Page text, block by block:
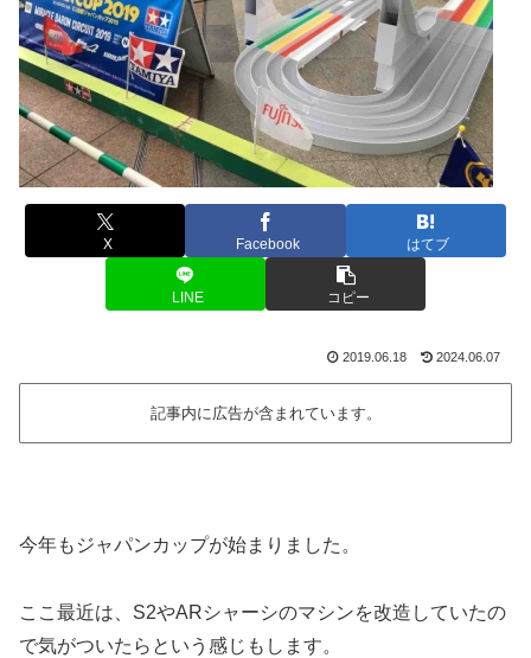
X Facebook はてブ
LINE コピー
2019.06.18 2024.06.07
記事内に広告が含まれています。
今年もジャパンカップが始まりました。
ここ最近は、S2やARシャーシのマシンを改造していたの
で気がついたらという感じもします。